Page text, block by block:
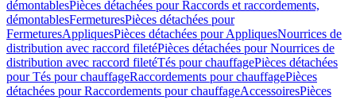
démontablesPièces détachées pour Raccords et raccordements,
démontablesFermeturesPièces détachées pour
FermeturesAppliquesPièces détachées pour AppliquesNourrices de
distribution avec raccord filetéPièces détachées pour Nourrices de
distribution avec raccord filetéTés pour chauffagePièces détachées
pour Tés pour chauffageRaccordements pour chauffagePièces
détachées pour Raccordements pour chauffageAccessoiresPièces